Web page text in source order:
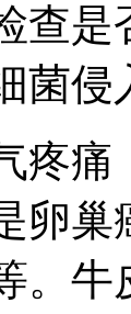
查是
菌侵
疼痛
卵巢
。牛